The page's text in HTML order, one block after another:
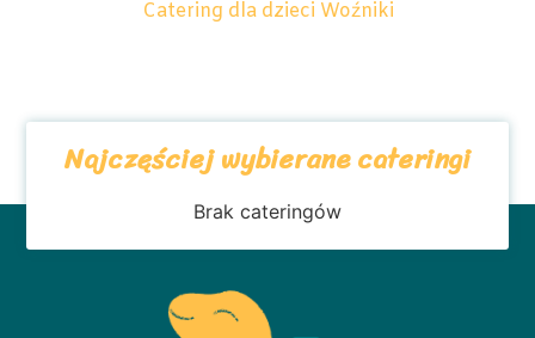
Catering dla dzieci Woźniki
Najczęściej wybierane cateringi
Brak cateringów